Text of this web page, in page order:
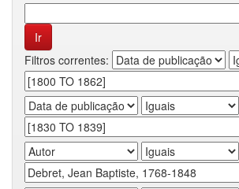
Filtros correntes: